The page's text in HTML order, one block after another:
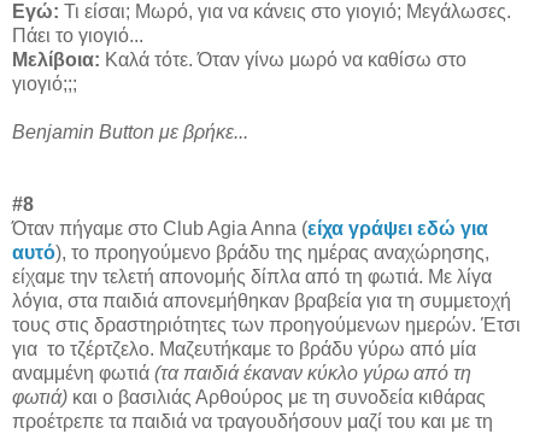
Εγώ: Τι είσαι; Mωρό, για να κάνεις στο γιογιό; Μεγάλωσες.
Πάει το γιογιό...
Μελίβοια: Καλά τότε. Όταν γίνω μωρό να καθίσω στο
γιογιό;;;
Benjamin Button με βρήκε...
#8
Όταν πήγαμε στο Club Agia Anna (είχα γράψει εδώ για
αυτό), το προηγούμενο βράδυ της ημέρας αναχώρησης,
είχαμε την τελετή απονομής δίπλα από τη φωτιά. Με λίγα
λόγια, στα παιδιά απονεμήθηκαν βραβεία για τη συμμετοχή
τους στις δραστηριότητες των προηγούμενων ημερών. Έτσι
για το τζέρτζελο. Μαζευτήκαμε το βράδυ γύρω από μία
αναμμένη φωτιά (τα παιδιά έκαναν κύκλο γύρω από τη
φωτιά) και ο βασιλιάς Αρθούρος με τη συνοδεία κιθάρας
προέτρεπε τα παιδιά να τραγουδήσουν μαζί του και με τη